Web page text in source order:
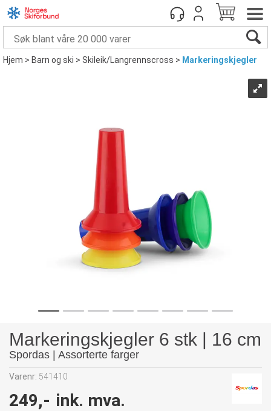
Hjem>Barn og ski>Skileik/Langrennscross> Markeringskjegler
Markeringskjegler 6 stk | 16 cm
Spordas | Assorterte farger
Varenr: 541410
249,- ink. mva.